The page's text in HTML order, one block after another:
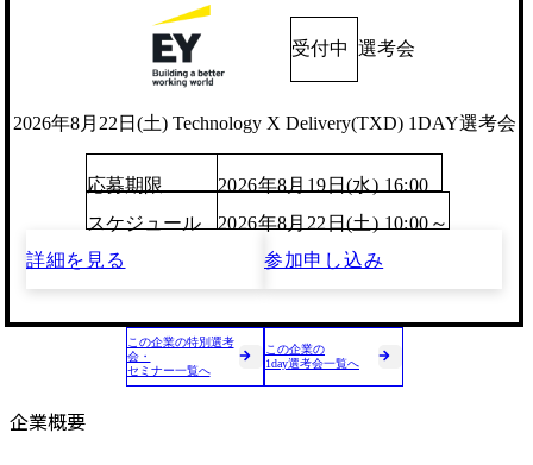
受付中 選考会
2026年8月22日(土) Technology X Delivery(TXD) 1DAY選考会
応募期限
2026年8月19日(水) 16:00
スケジュール
2026年8月22日(土) 10:00～
詳細を見る
参加申し込み
この企業の特別選考
会・
セミナー一覧へ
この企業の
1day選考会一覧へ
企業概要